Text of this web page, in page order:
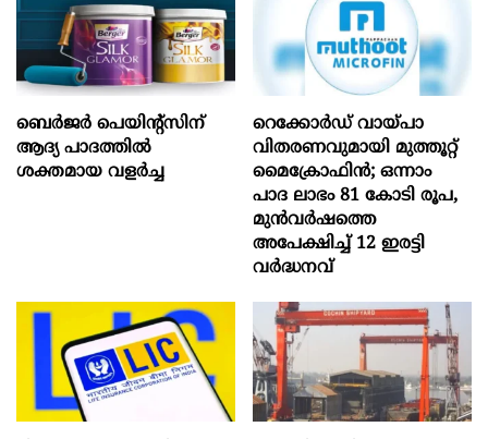
ബെർജർ പെയിന്റ്സിന്
ആദ്യ പാദത്തിൽ
ശക്തമായ വളർച്ച
റെക്കോർഡ് വായ്പാ
വിതരണവുമായി മുത്തൂറ്റ്
മൈക്രോഫിൻ; ഒന്നാം
പാദ ലാഭം 81 കോടി രൂപ,
മുൻവർഷത്തെ
അപേക്ഷിച്ച് 12 ഇരട്ടി
വർദ്ധനവ്